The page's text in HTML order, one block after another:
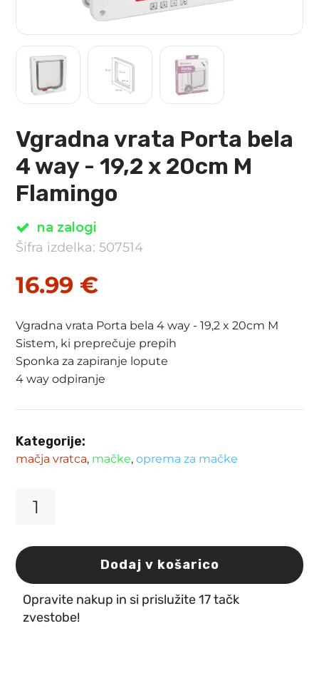
Vgradna vrata Porta bela
4 way - 19,2 x 20cm M
Flamingo
na zalogi
Šifra izdelka: 507514
16.99 €
Vgradna vrata Porta bela 4 way - 19,2 x 20cm M
Sistem, ki preprečuje prepih
Sponka za zapiranje lopute
4 way odpiranje
Kategorije:
mačja vratca, mačke,oprema za mačke
Porta
bela
4
way
19,2
Dodaj v košarico
Opravite nakup in si prislužite 17 tačk
zvestobe!